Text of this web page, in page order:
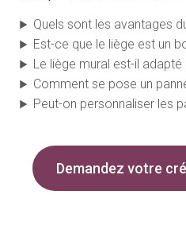
Quels sont les avantages
Est-ce que le liège est un
Le liège mural est-il
Comment se pose un
Peut-on personnaliser les
Demandez votre